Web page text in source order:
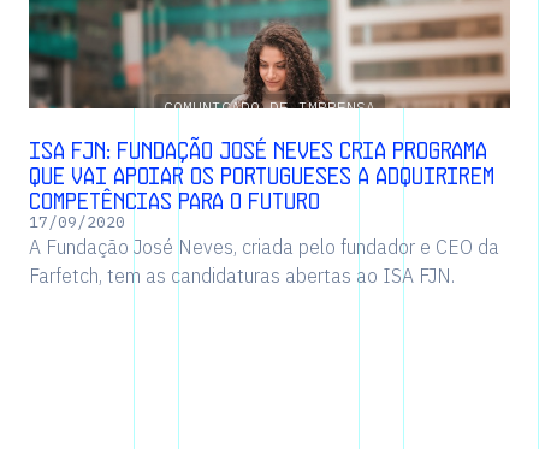
COMUNICADO DE IMPRENSA
ISA FJN: Fundação José Neves cria programa
que vai apoiar os portugueses a adquirirem
competências para o Futuro
17/09/2020
A Fundação José Neves, criada pelo fundador e CEO da
Farfetch, tem as candidaturas abertas ao ISA FJN.